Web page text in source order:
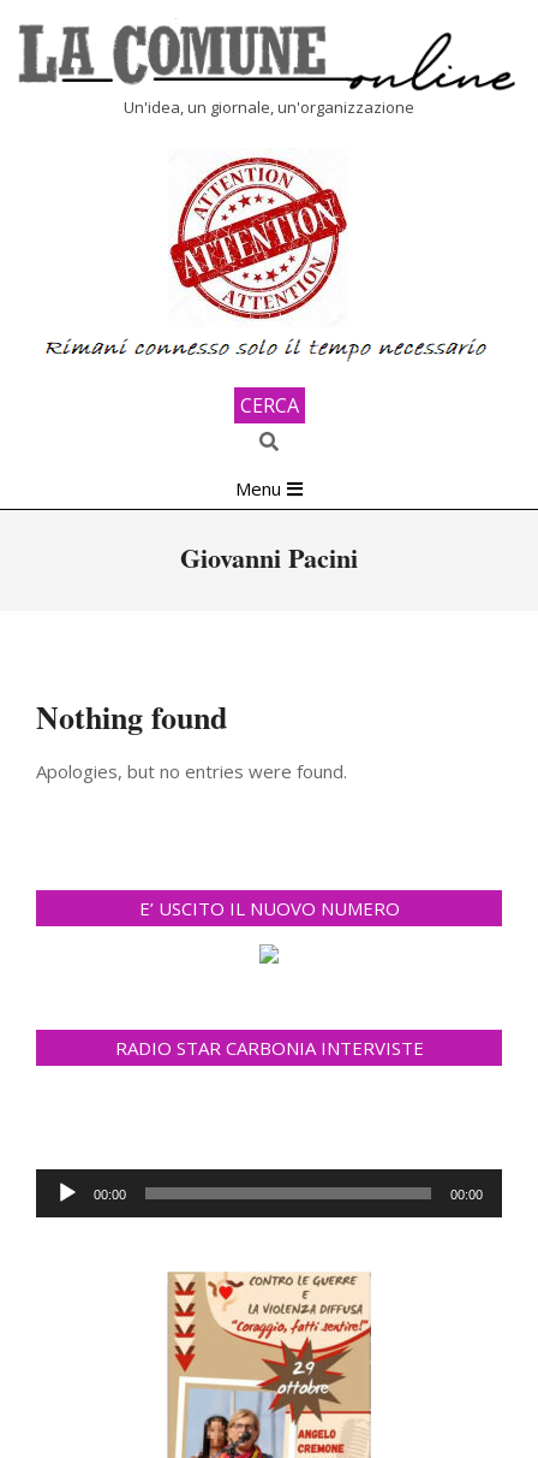
content
Un'idea, un giornale, un'organizzazione
CERCA
Search
Navigation
Menu
Giovanni Pacini
Nothing found
Apologies, but no entries were found.
E’ USCITO IL NUOVO NUMERO
RADIO STAR CARBONIA INTERVISTE
Reproductor
de
00:00 00:00